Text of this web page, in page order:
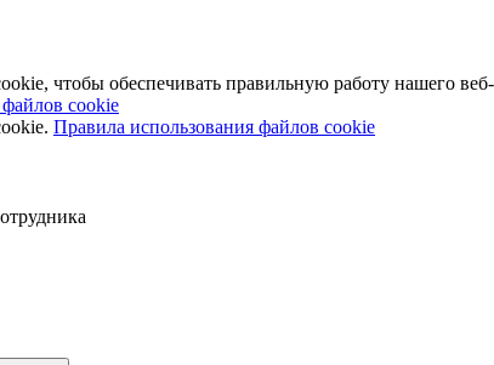
чтобы обеспечивать правильную работу нашего веб-
cookie
Правила использования файлов cookie